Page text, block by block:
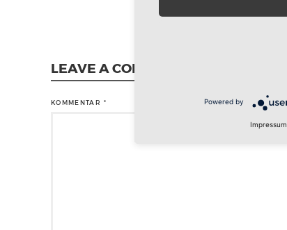
LEAVE A COMMENT
KOMMENTAR * Powered by
Impressum